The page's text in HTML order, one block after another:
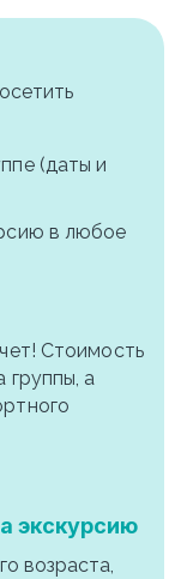
(даты и
в любое
Стоимость
группы, а
экскурсию
возраста,